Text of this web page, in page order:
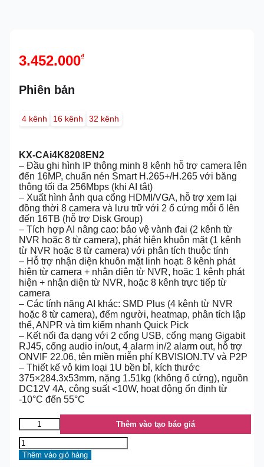
3.452.000₫
Phiên bản
4 kênh 16 kênh 32 kênh
KX-CAi4K8208EN2
– Đầu ghi hình IP thông minh 8 kênh hỗ trợ camera lên
đến 16MP, chuẩn nén Smart H.265+/H.265 với băng
thông tối đa 256Mbps (khi AI tắt)
– Xuất hình ảnh qua cổng HDMI/VGA, hỗ trợ xem lại
đồng thời 8 camera và lưu trữ với 2 ổ cứng mỗi ổ lên
đến 16TB (hỗ trợ Disk Group)
– Tích hợp AI nâng cao: bảo vệ vành đai (2 kênh từ
NVR hoặc 8 từ camera), phát hiện khuôn mặt (1 kênh
từ NVR hoặc 8 từ camera) với phân tích thuộc tính
– Hỗ trợ nhận diện khuôn mặt linh hoạt: 8 kênh phát
hiện từ camera + nhận diện từ NVR, hoặc 1 kênh phát
hiện + nhận diện từ NVR, hoặc 8 kênh trực tiếp từ
camera
– Các tính năng AI khác: SMD Plus (4 kênh từ NVR
hoặc 8 từ camera), đếm người, heatmap, phân tích lập
thể, ANPR và tìm kiếm nhanh Quick Pick
– Kết nối đa dạng với 2 cổng USB, cổng mạng Gigabit
RJ45, cổng audio in/out, 4 alarm in/2 alarm out, hỗ trợ
ONVIF 22.06, tên miền miễn phí KBVISION.TV và P2P
– Thiết kế vỏ kim loại 1U bền bỉ, kích thước
375×284.3x53mm, nặng 1.51kg (không ổ cứng), nguồn
DC12V 4A, công suất <10W, hoạt động ổn định từ
-10°C đến 55°C
Thêm vào tạo báo giá
Thêm vào giỏ hàng